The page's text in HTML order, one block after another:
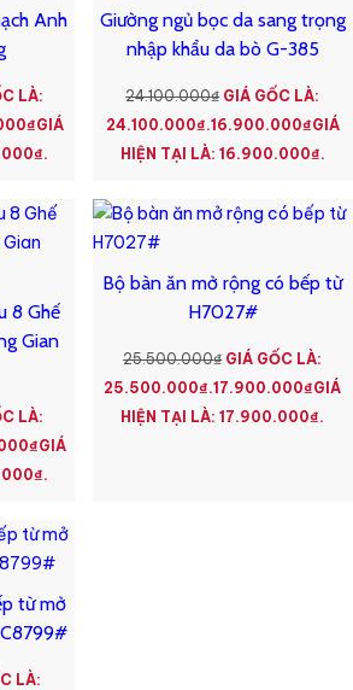
Anh
LÀ:
₫GIÁ
Giường ngủ bọc da sang trọng
nhập khẩu da bò G-385
24.100.000₫ GIÁ GỐC LÀ:
24.100.000₫.16.900.000₫GIÁ
HIỆN TẠI LÀ: 16.900.000₫.
8 Ghế
Gian
LÀ:
₫GIÁ
Bộ bàn ăn mở rộng có bếp từ
H7027#
25.500.000₫ GIÁ GỐC LÀ:
25.500.000₫.17.900.000₫GIÁ
HIỆN TẠI LÀ: 17.900.000₫.
từ mở
LÀ: